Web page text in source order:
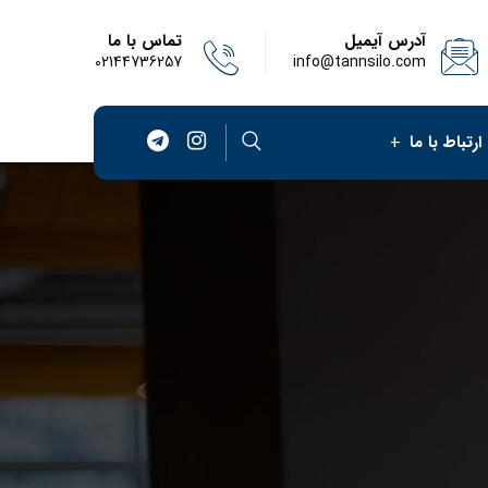
آدرس آیمیل
info@tannsilo.com
تماس با ما
02144736257
ارتباط با ما